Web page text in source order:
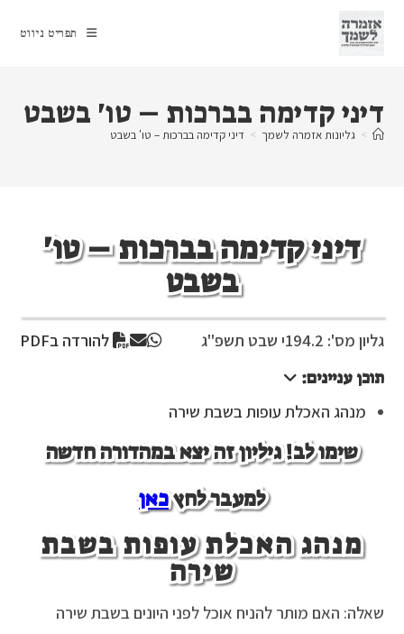
content
תפריט ניווט
דיני קדימה בברכות – טו' בשבט
> גליונות אזמרה לשמך > דיני קדימה בברכות – טו' בשבט
דיני קדימה בברכות – טו'
בשבט
גליון מס': 194.2 י שבט תשפ"ג
להורדה בPDF
תוכן עניינים:
מנהג האכלת עופות בשבת שירה
שימו לב! גיליון זה יצא במהדורה חדשה
למעבר לחץכאן
מנהג האכלת עופות בשבת
שירה
שאלה: האם מותר להניח אוכל לפני היונים בשבת שירה